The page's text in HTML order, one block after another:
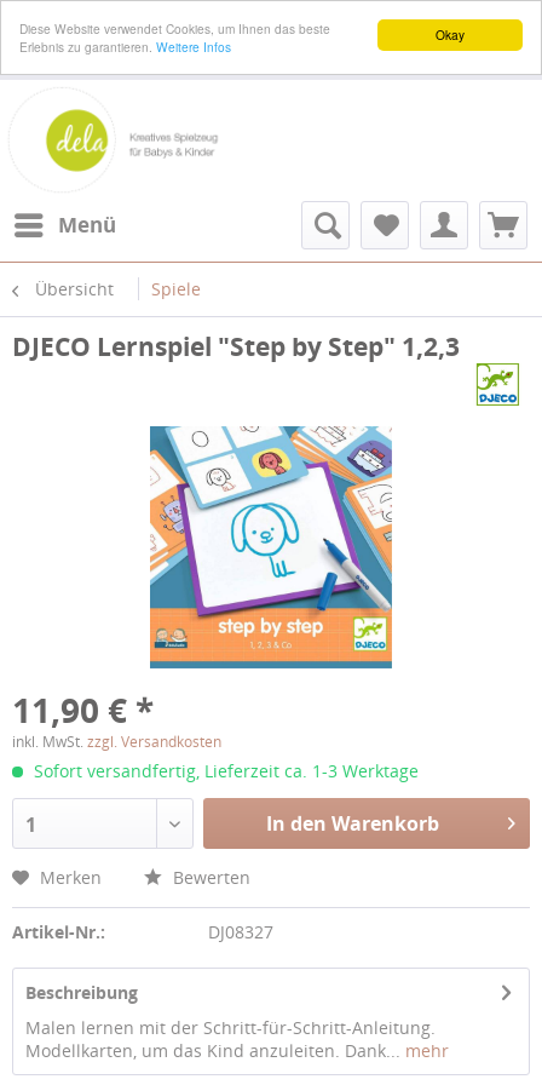
Okay
Diese Website verwendet Cookies, um Ihnen das beste
Erlebnis zu garantieren. Weitere Infos
Menü
Übersicht Spiele
DJECO Lernspiel "Step by Step" 1,2,3
11,90 € *
inkl. MwSt. zzgl. Versandkosten
Sofort versandfertig, Lieferzeit ca. 1-3 Werktage
1 In den Warenkorb
Merken Bewerten
Artikel-Nr.: DJ08327
Beschreibung
Malen lernen mit der Schritt-für-Schritt-Anleitung.
Modellkarten, um das Kind anzuleiten. Dank... mehr